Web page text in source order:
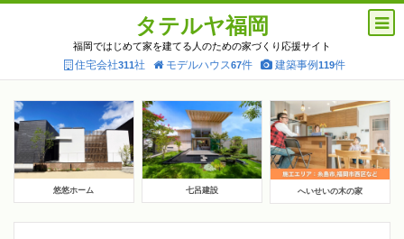
タテルヤ福岡
福岡ではじめて家を建てる人のための家づくり応援サイト
住宅会社311社 モデルハウス67件 建築事例119件
悠悠ホーム 七呂建設 へいせいの木の家